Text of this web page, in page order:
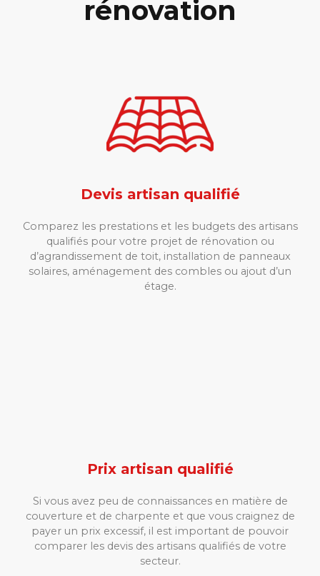
rénovation
Devis artisan qualifié
Comparez les prestations et les budgets des artisans
qualifiés pour votre projet de rénovation ou
d’agrandissement de toit, installation de panneaux
solaires, aménagement des combles ou ajout d’un
étage.
Prix artisan qualifié
Si vous avez peu de connaissances en matière de
couverture et de charpente et que vous craignez de
payer un prix excessif, il est important de pouvoir
comparer les devis des artisans qualifiés de votre
secteur.